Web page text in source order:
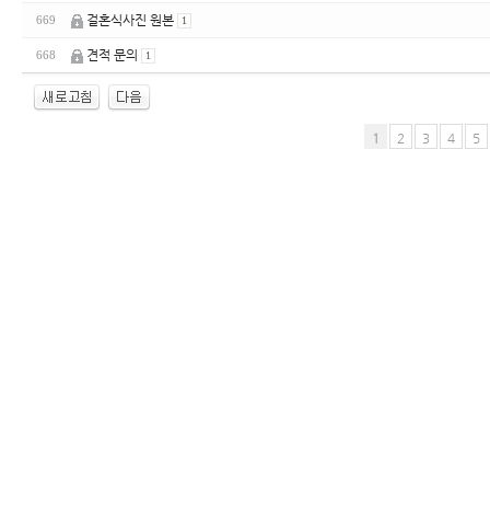
669 걸혼식사진 원본 1
668 견적 문의 1
1 2 3 4 5